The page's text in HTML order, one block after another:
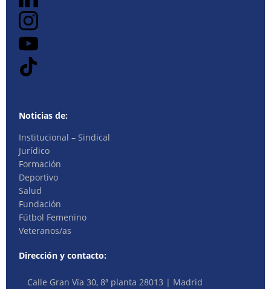
Noticias de:
Institucional – Sindical
Jurídico
Formación
Deportivo
Salud
Fundación
Fútbol Femenino
Veteranos/as
Dirección y contacto:
Calle Gran Vía 30, 8ª planta 28013 | Madrid